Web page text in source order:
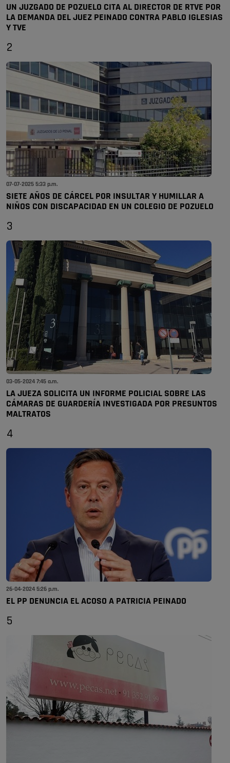
UN JUZGADO DE POZUELO CITA AL DIRECTOR DE RTVE POR
LA DEMANDA DEL JUEZ PEINADO CONTRA PABLO IGLESIAS
Y TVE
2
07-07-2025 5:33 p.m.
SIETE AÑOS DE CÁRCEL POR INSULTAR Y HUMILLAR A
NIÑOS CON DISCAPACIDAD EN UN COLEGIO DE POZUELO
3
03-05-2024 7:45 a.m.
LA JUEZA SOLICITA UN INFORME POLICIAL SOBRE LAS
CÁMARAS DE GUARDERÍA INVESTIGADA POR PRESUNTOS
MALTRATOS
4
26-04-2024 5:26 p.m.
EL PP DENUNCIA EL ACOSO A PATRICIA PEINADO
5